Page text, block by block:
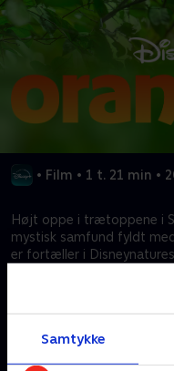
Samtykke
• Film • 1 t. 21 min •
Højt oppe i trætoppene i
mystisk samfund fyldt
er fortæller i
en nysgerrig, ung